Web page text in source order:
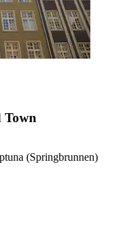
Town
(Springbrunnen)